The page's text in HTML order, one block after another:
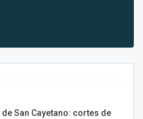
San Cayetano: cortes de